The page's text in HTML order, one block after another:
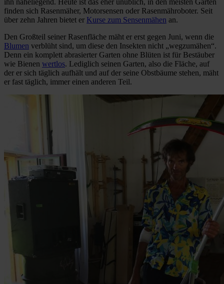
ihn naheliegend. Heute ist das eher unüblich, in den meisten Gärten
finden sich Rasenmäher, Motorsensen oder Rasenmähroboter. Seit
über zehn Jahren bietet er Kurse zum Sensenmähen an.
Den Großteil seiner Rasenfläche mäht er erst gegen Juni, wenn die
Blumen verblüht sind, um diese den Insekten nicht „wegzumähen“.
Denn ein komplett abrasierter Garten ohne Blüten ist für Bestäuber
wie Bienen wertlos. Lediglich seinen Garten, also die Fläche, auf
der er sich täglich aufhält und auf der seine Obstbäume stehen, mäht
er fast täglich, immer einen anderen Teil.